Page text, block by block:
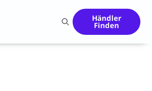
Händler
Finden